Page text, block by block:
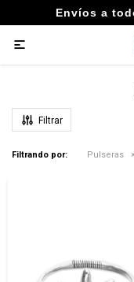
Envíos a

Filtrando por: Pulseras